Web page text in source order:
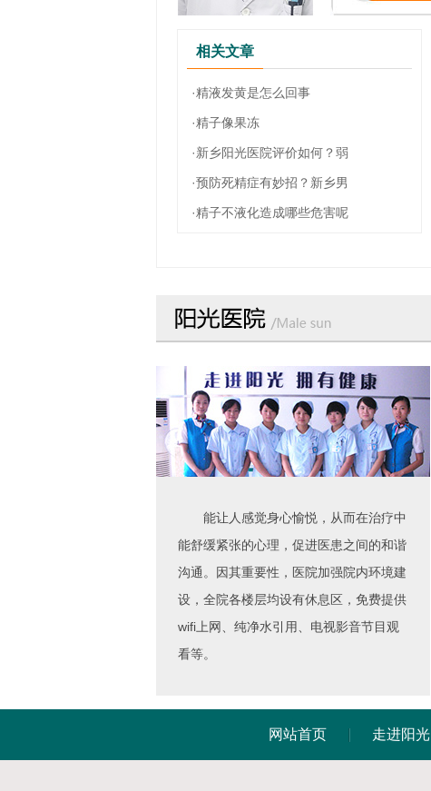
相关文章
·精液发黄是怎么回事
·精子像果冻
·新乡阳光医院评价如何？弱
·预防死精症有妙招？新乡男
·精子不液化造成哪些危害呢
能让人感觉身心愉悦，从而在治疗中
能舒缓紧张的心理，促进医患之间的和谐
沟通。因其重要性，医院加强院内环境建
设，全院各楼层均设有休息区，免费提供
wifi上网、纯净水引用、电视影音节目观
看等。
网站首页 走进阳光